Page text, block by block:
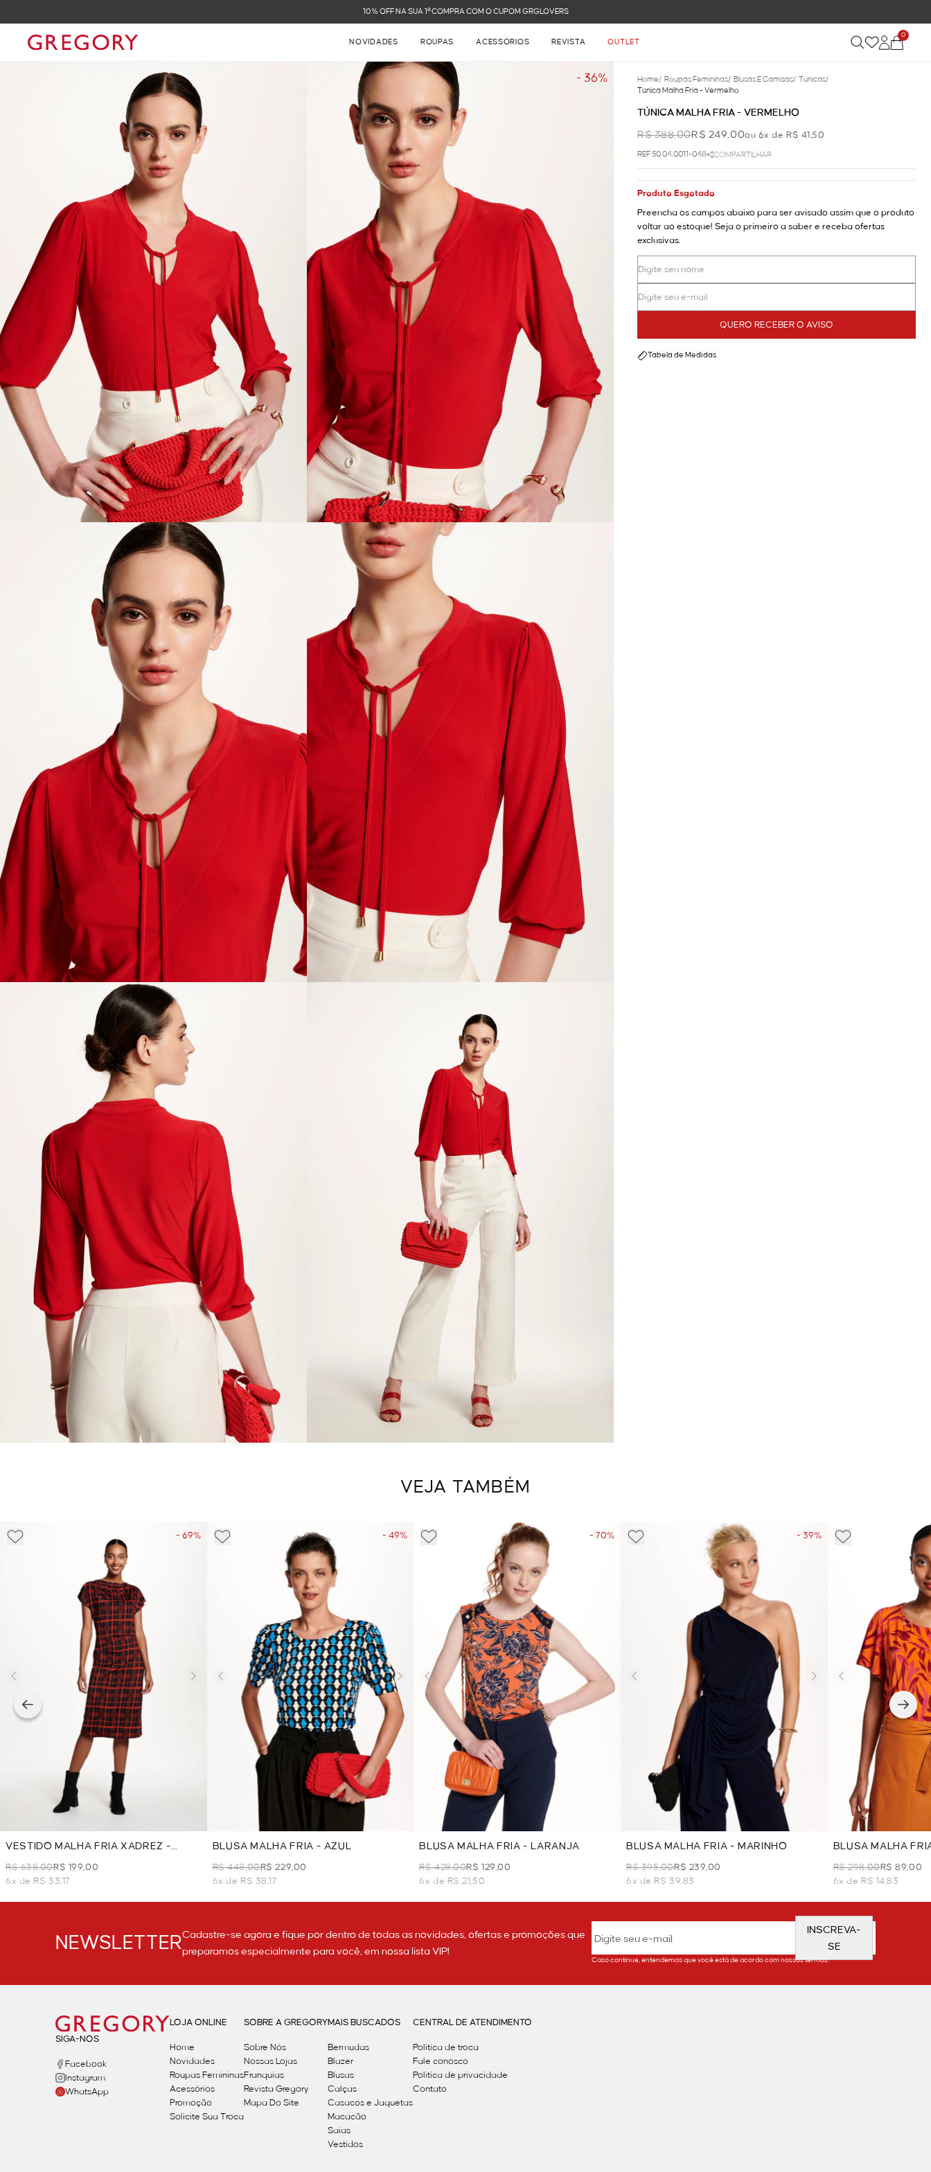
FRETE GRÁTIS NAS COMPRAS ACIMA DE R$ 899
NOVIDADES ROUPAS ACESSÓRIOS REVISTA OUTLET
0
- 36% Home/ Roupas Femininas/ Blusas E Camisas/ Tunicas/
Túnica Malha Fria - Vermelho
TÚNICA MALHA FRIA - VERMELHO
R$ 388,00R$ 249,00ou 6x de R$ 41,50
REF.50.04.0011-048 COMPARTILHAR
Produto Esgotado
Preencha os campos abaixo para ser avisado assim que o produto
voltar ao estoque! Seja o primeiro a saber e receba ofertas
exclusivas.
QUERO RECEBER O AVISO
Tabela de Medidas
VEJA TAMBÉM
- 69%
VESTIDO MALHA FRIA XADREZ -
VERMELHO
R$ 638,00R$ 199,00
6x de R$ 33,17
- 49%
BLUSA MALHA FRIA - AZUL
R$ 448,00R$ 229,00
6x de R$ 38,17
- 70%
BLUSA MALHA FRIA - LARANJA
R$ 428,00R$ 129,00
6x de R$ 21,50
- 39%
BLUSA MALHA FRIA - MARINHO
R$ 395,00R$ 239,00
6x de R$ 39,83
BLUSA MALHA
LARANJA
R$ 298,00R$ 89,00
6x de R$ 14,83
NEWSLETTERCadastre-se agora e fique por dentro de todas as novidades, ofertas e promoções que
preparamos especialmente para você, em nossa lista VIP!
INSCREVA-
SE
Caso continue, entendemos que você está de acordo com nossos termos.
SIGA-NOS
Facebook
Instagram
WhatsApp
LOJA ONLINE
Home
Novidades
Roupas Femininas
Acessórios
Promoção
Solicite Sua Troca
SOBRE A GREGORY
Sobre Nós
Nossas Lojas
Franquias
Revista Gregory
Mapa Do Site
MAIS BUSCADOS
Bermudas
Blazer
Blusas
Calças
Casacos e Jaquetas
Macacão
Saias
Vestidos
CENTRAL DE ATENDIMENTO
Política de troca
Fale conosco
Politica de privacidade
Contato